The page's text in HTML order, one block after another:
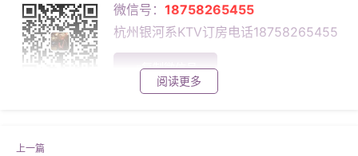
微信号： 18758265455
杭州银河系KTV订房电话18758265455
复制微信号
阅读更多